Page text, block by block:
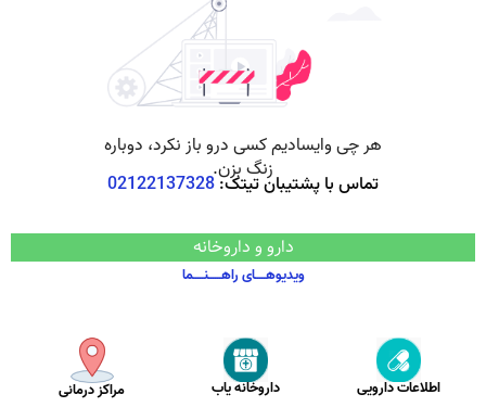
تماس با پشتیبان تیتک:02122137328
دارو و داروخانه
ویدیوهـــــای راهــــــنـــــما
اطلاعات دارویی داروخانه یاب مراکز درمانی